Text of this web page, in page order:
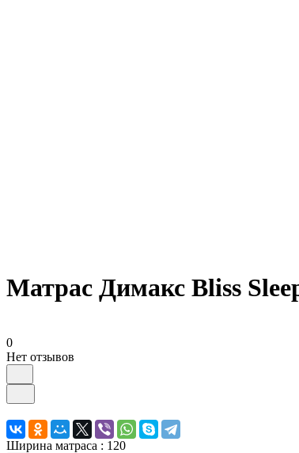
Матрас Димакс Bliss
0
Нет отзывов
Ширина матраса : 120